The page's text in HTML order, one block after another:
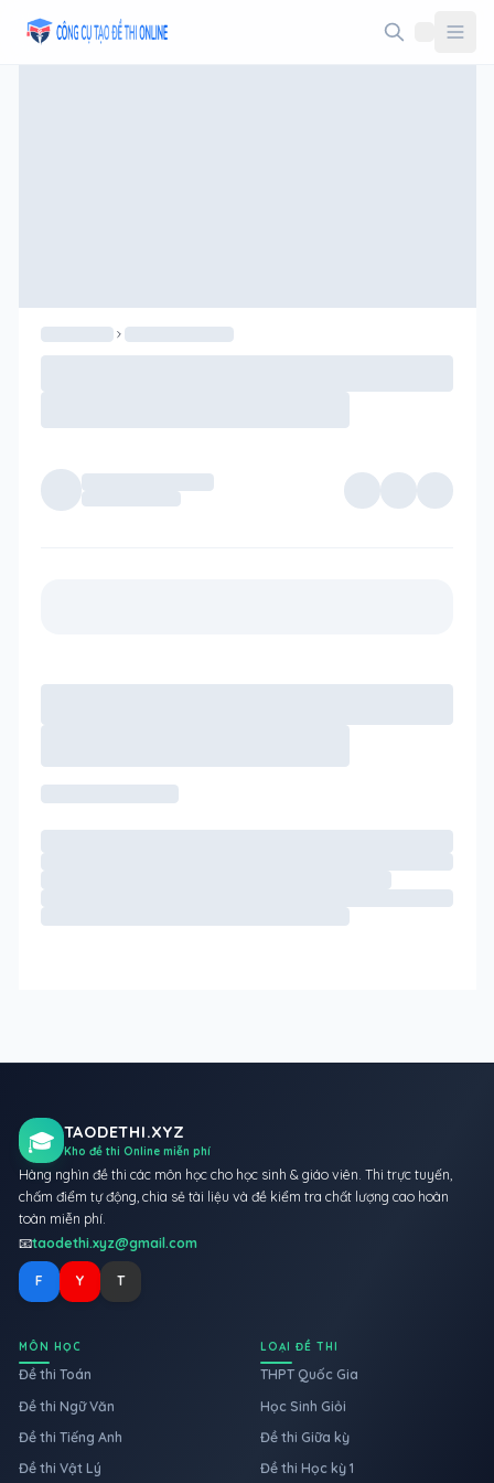
🎓 TAODETHI.XYZ
Kho đề thi Online miễn phí
Hàng nghìn đề thi các môn học cho học sinh & giáo viên. Thi trực tuyến,
chấm điểm tự động, chia sẻ tài liệu và đề kiểm tra chất lượng cao hoàn
toàn miễn phí.
📧taodethi.xyz@gmail.com
F Y T
MÔN HỌC
Đề thi Toán
Đề thi Ngữ Văn
Đề thi Tiếng Anh
Đề thi Vật Lý
LOẠI ĐỀ THI
THPT Quốc Gia
Học Sinh Giỏi
Đề thi Giữa kỳ
Đề thi Học kỳ 1